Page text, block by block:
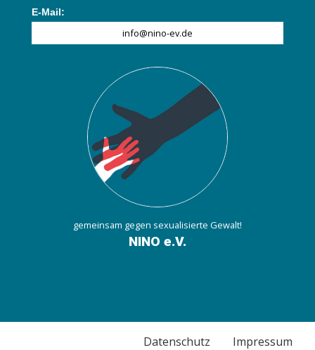
E-Mail:
info@nino-ev.de
gemeinsam gegen sexualisierte Gewalt!
NINO e.V.
Datenschutz Impressum